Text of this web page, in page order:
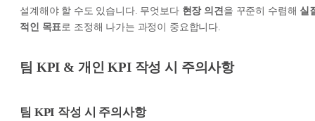
설계해야 할 수도 있습니다. 무엇보다 현장 의견 을 꾸준히 수렴해 실
적인 목표 로 조정해 나가는 과정이 중요합니다.
팀 KPI & 개인 KPI 작성 시 주의사항
팀 KPI 작성 시 주의사항